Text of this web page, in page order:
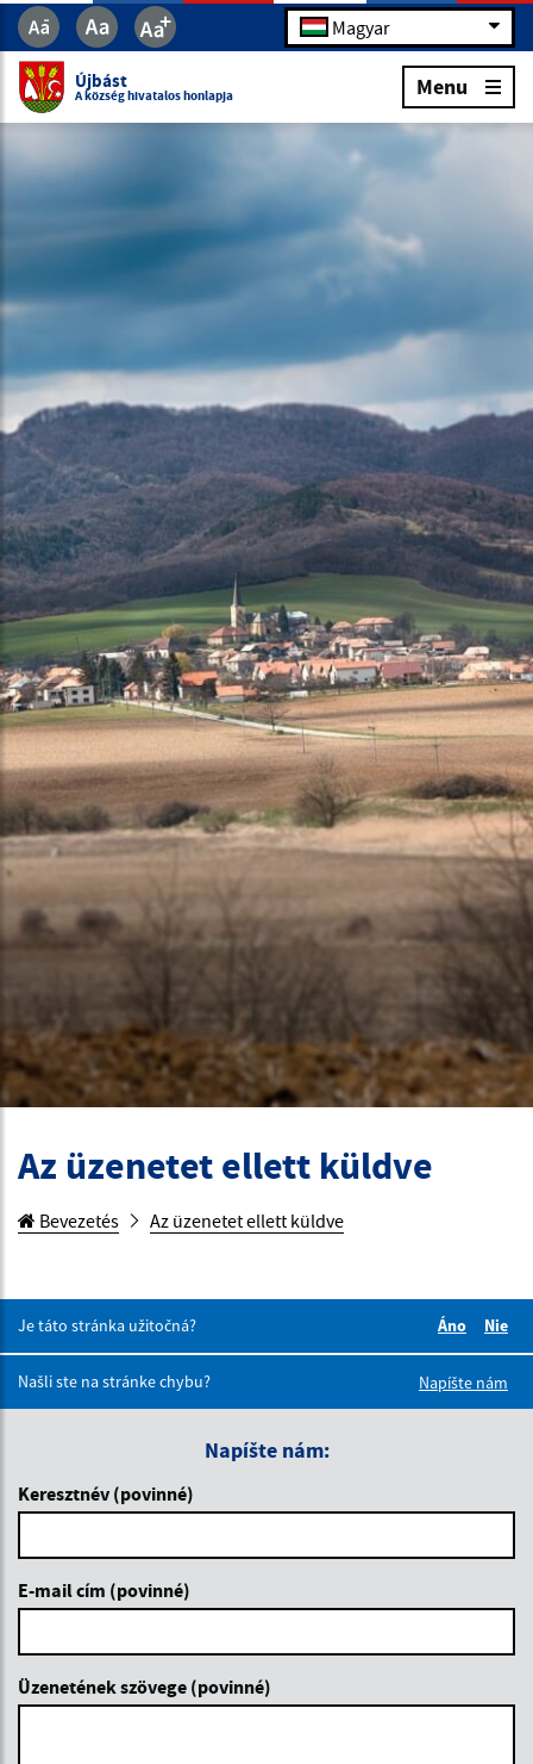
Magyar
Újbást
A község hivatalos honlapja Menu
Az üzenetet ellett küldve
Bevezetés Az üzenetet ellett küldve
Je táto stránka užitočná?
Áno
Nie
Našli ste na stránke chybu?
Napíšte nám
Napíšte nám:
Keresztnév (povinné)
E-mail cím (povinné)
Üzenetének szövege (povinné)